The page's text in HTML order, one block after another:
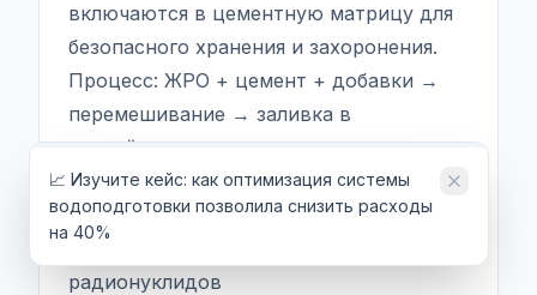
📈 Изучите кейс: как оптимизация системы
водоподготовки позволила снизить расходы
на 40%
включаются в цементную матрицу для
безопасного хранения и захоронения.
Процесс: ЖРО + цемент + добавки →
перемешивание → заливка в
контейнеры → отверждение
Требования к цементному компаунду:
Механическая прочность > 5 МПа
радионуклидов